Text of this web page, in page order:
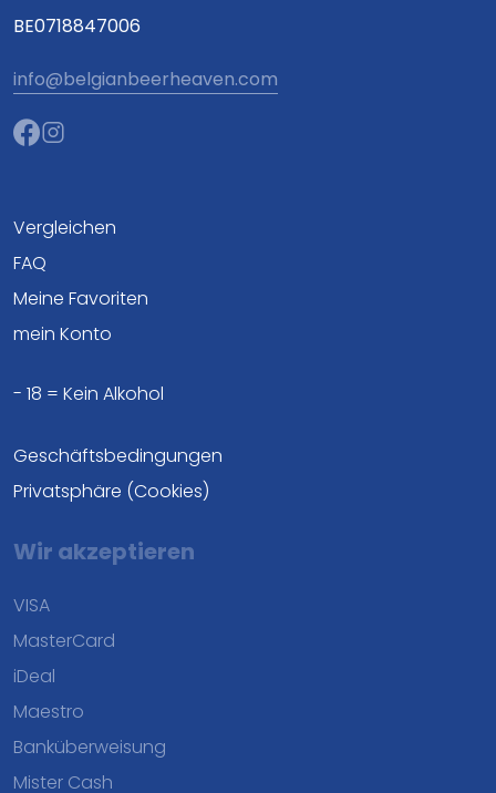
BE0718847006
info@belgianbeerheaven.com
Vergleichen
FAQ
Meine Favoriten
mein Konto
- 18 = Kein Alkohol
Geschäftsbedingungen
Privatsphäre (Cookies)
Wir akzeptieren
VISA
MasterCard
iDeal
Maestro
Banküberweisung
Mister Cash